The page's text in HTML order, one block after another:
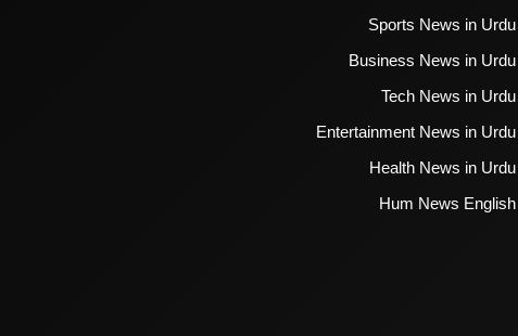
Sports News in Urdu
Business News in Urdu
Tech News in Urdu
Entertainment News in Urdu
Health News in Urdu
Hum News English